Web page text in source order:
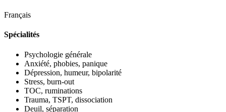
Français
Spécialités
Psychologie générale
Anxiété, phobies, panique
Dépression, humeur, bipolarité
Stress, burn-out
TOC, ruminations
Trauma, TSPT, dissociation
Deuil, séparation